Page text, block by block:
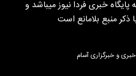
خبری فردا نیوز میباشد و
ذکر منبع بلامانع است
و خبرگزاری آسام